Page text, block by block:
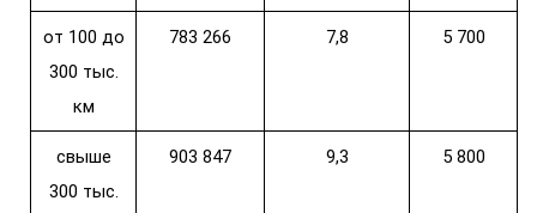
от 100 до
300 тыс.
км
783 266 7,8 5 700
свыше
300 тыс.
903 847 9,3 5 800